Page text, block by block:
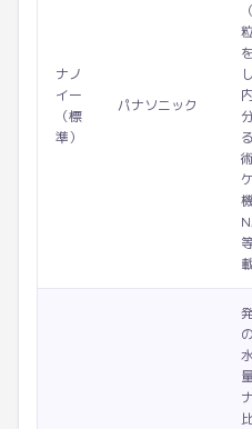
ナノ
イー
（標
準）
パナソニック